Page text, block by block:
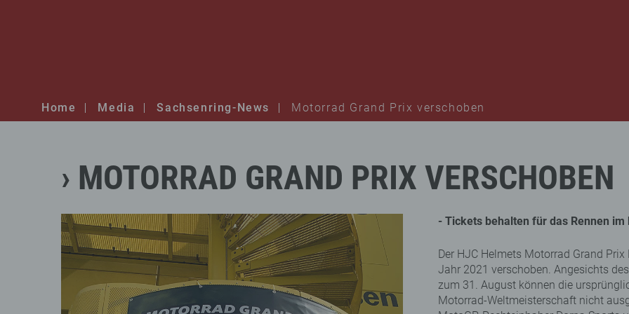
Home Media Sachsenring-News Motorrad Grand Prix verschoben
MOTORRAD GRAND PRIX VERSCHOBEN
- Tickets behalten für das Rennen
Der HJC Helmets Motorrad Grand
Jahr 2021 verschoben. Angesichts
zum 31. August können die
Motorrad-Weltmeisterschaft nicht